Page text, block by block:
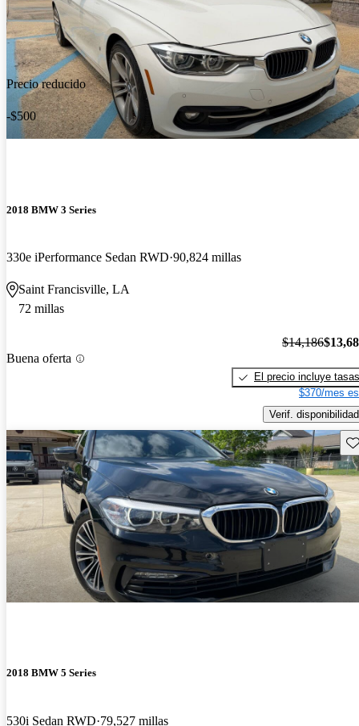
Precio reducido
-$500
2018 BMW 3 Series
330e iPerformance Sedan RWD 90,824 millas
Saint Francisville, LA
72 millas
Buena oferta
$14,186
El precio incluye tasas
$370/mes
Verif. disponibilidad
2018 BMW 5 Series
530i Sedan RWD 79,527 millas